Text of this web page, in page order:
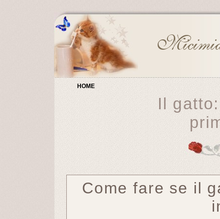
HOME
Il
Come fare se il